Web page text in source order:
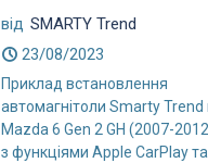
від SMARTY Trend
23/08/2023
Приклад встановлення
автомагнітоли Smarty Trend
Mazda 6 Gen 2 GH (2007-
з функціями Apple CarPlay та